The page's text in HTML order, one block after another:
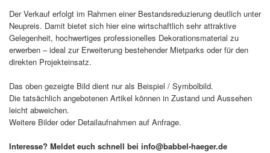
Der Verkauf erfolgt im Rahmen einer Bestandsreduzierung deutlich unter
Neupreis. Damit bietet sich hier eine wirtschaftlich sehr attraktive
Gelegenheit, hochwertiges professionelles Dekorationsmaterial zu
erwerben – ideal zur Erweiterung bestehender Mietparks oder für den
direkten Projekteinsatz.
Das oben gezeigte Bild dient nur als Beispiel / Symbolbild.
Die tatsächlich angebotenen Artikel können in Zustand und Aussehen
leicht abweichen.
Weitere Bilder oder Detailaufnahmen auf Anfrage.
Interesse? Meldet euch schnell bei info@babbel-haeger.de